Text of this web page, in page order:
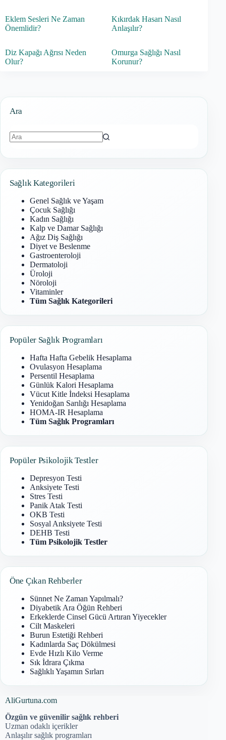
Eklem Sesleri Ne Zaman
Önemlidir?
Kıkırdak Hasarı Nasıl
Anlaşılır?
Diz Kapağı Ağrısı Neden
Olur?
Omurga Sağlığı Nasıl
Korunur?
Ara
Sağlık Kategorileri
Genel Sağlık ve Yaşam
Çocuk Sağlığı
Kadın Sağlığı
Kalp ve Damar Sağlığı
Ağız Diş Sağlığı
Diyet ve Beslenme
Gastroenteroloji
Dermatoloji
Üroloji
Nöroloji
Vitaminler
Tüm Sağlık Kategorileri
Popüler Sağlık Programları
Hafta Hafta Gebelik Hesaplama
Ovulasyon Hesaplama
Persentil Hesaplama
Günlük Kalori Hesaplama
Vücut Kitle İndeksi Hesaplama
Yenidoğan Sarılığı Hesaplama
HOMA-IR Hesaplama
Tüm Sağlık Programları
Popüler Psikolojik Testler
Depresyon Testi
Anksiyete Testi
Stres Testi
Panik Atak Testi
OKB Testi
Sosyal Anksiyete Testi
DEHB Testi
Tüm Psikolojik Testler
Öne Çıkan Rehberler
Sünnet Ne Zaman Yapılmalı?
Diyabetik Ara Öğün Rehberi
Erkeklerde Cinsel Gücü Artıran Yiyecekler
Cilt Maskeleri
Burun Estetiği Rehberi
Kadınlarda Saç Dökülmesi
Evde Hızlı Kilo Verme
Sık İdrara Çıkma
Sağlıklı Yaşamın Sırları
AliGurtuna.com
Özgün ve güvenilir sağlık rehberi
Uzman odaklı içerikler
Anlaşılır sağlık programları